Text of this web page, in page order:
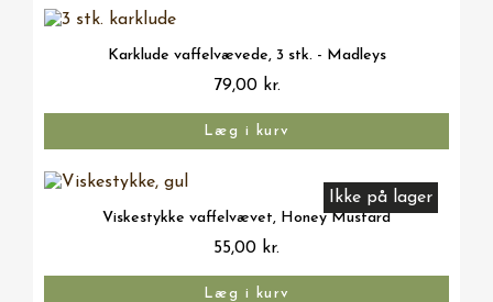
Vis her
Karklude vaffelvævede, 3 stk. - Madleys
79,00 kr.
Læg i kurv
Vis her
Ikke på lager
Viskestykke vaffelvævet, Honey Mustard
55,00 kr.
Læg i kurv